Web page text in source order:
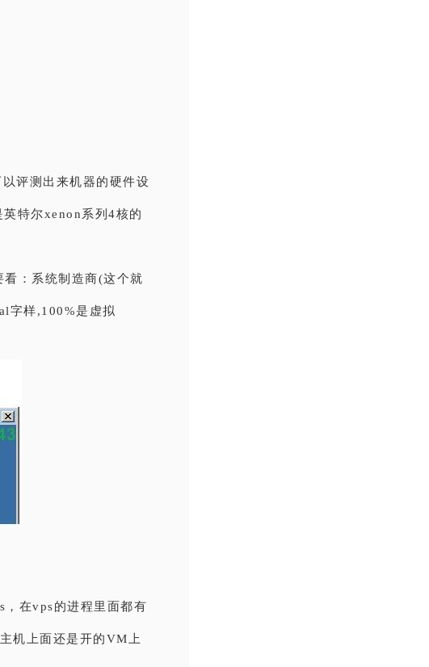
评测出来机器的硬件设
特尔xenon系列4核的
：系统制造商(这个就
字样,100%是虚拟
，在vps的进程里面都有
机上面还是开的VM上